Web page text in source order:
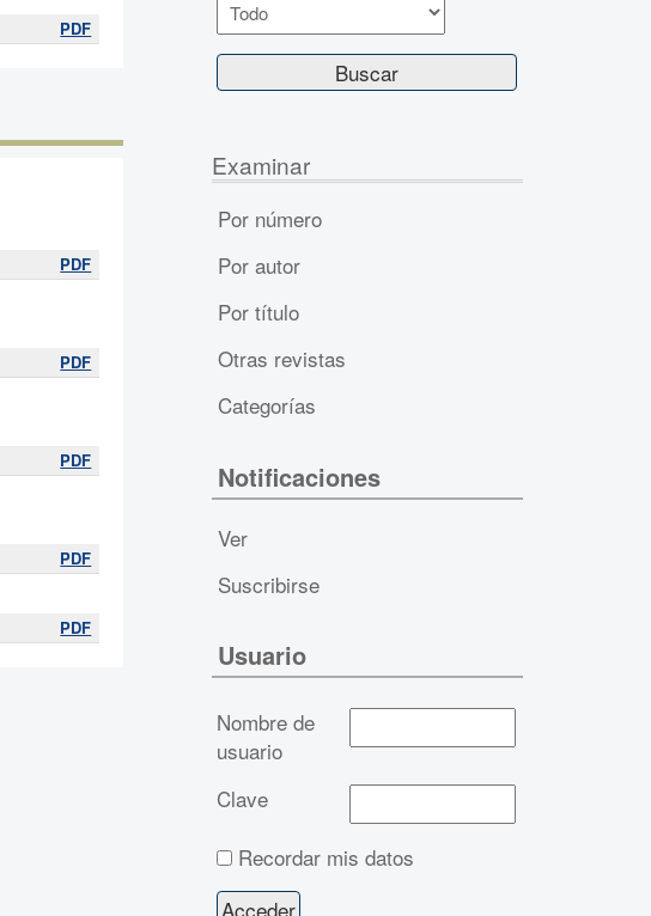
PDF
PDF
PDF
PDF
PDF
PDF
Examinar
Por número
Por autor
Por título
Otras revistas
Categorías
Notificaciones
Ver
Suscribirse
Usuario
Nombre de
usuario
Clave
Recordar mis datos